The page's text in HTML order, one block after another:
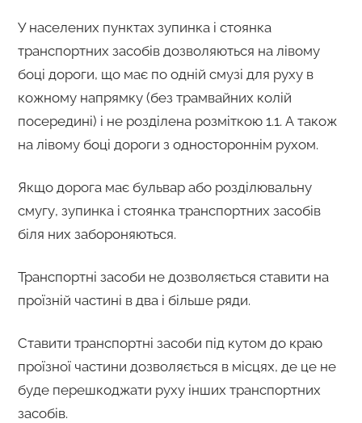
У населених пунктах зупинка і стоянка
транспортних засобів дозволяються на лівому
боці дороги, що має по одній смузі для руху в
кожному напрямку (без трамвайних колій
посередині) і не розділена розміткою 1.1. А також
на лівому боці дороги з одностороннім рухом.
Якщо дорога має бульвар або розділювальну
смугу, зупинка і стоянка транспортних засобів
біля них забороняються.
Транспортні засоби не дозволяється ставити на
проїзній частині в два і більше ряди.
Ставити транспортні засоби під кутом до краю
проїзної частини дозволяється в місцях, де це не
буде перешкоджати руху інших транспортних
засобів.